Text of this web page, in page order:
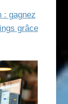
: gagnez
grâce